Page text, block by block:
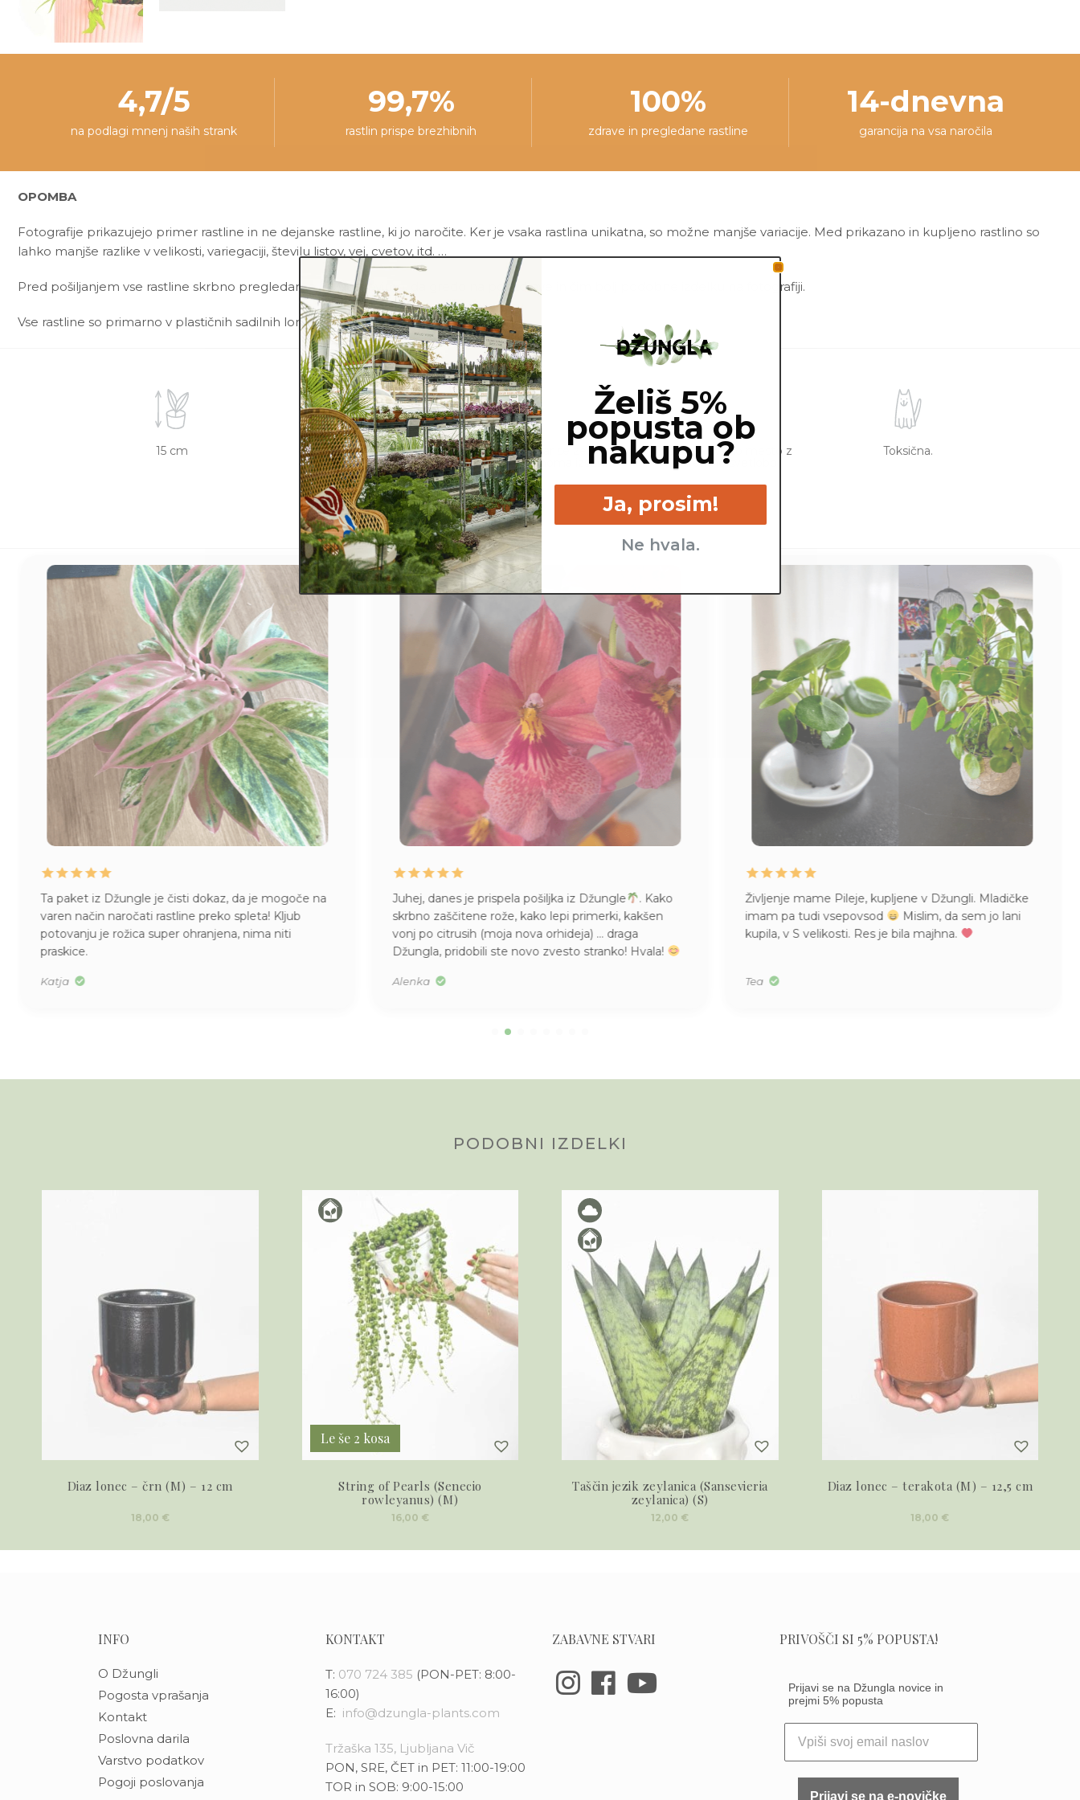
4,7/5
na podlagi mnenj naših strank
99,7%
rastlin prispe brezhibnih
100%
zdrave in pregledane rastline
14-dnevna
garancija na vsa naročila
OPOMBA
Fotografije prikazujejo primer rastline in ne dejanske rastline, ki jo naročite. Ker je vsaka rastlina unikatna, so možne manjše variacije. Med prikazano in kupljeno rastlino so
lahko manjše razlike v velikosti, variegaciji, številu listov, vej, cvetov, itd. …
Pred pošiljanjem vse rastline skrbno pregledamo in zagotovimo, da gredo na pot zdrave in čim bolj podobne izdelku na fotografiji.
Vse rastline so primarno v plastičnih sadilnih lončkih. Okrasni lonec ni vključen v ceno.
15 cm 9 cm
Srednje - kadar se zemlja
skoraj popolnoma izsuši.
Srednje - svetlo mesto z
indirektno svetlobo.
Toksična.
Ta paket iz Džungle je čisti dokaz, da je mogoče na
varen način naročati rastline preko spleta! Kljub
potovanju je rožica super ohranjena, nima niti
praskice.
Katja
Juhej, danes je prispela pošiljka iz Džungle
. Kako
skrbno zaščitene rože, kako lepi primerki, kakšen
vonj po citrusih (moja nova orhideja) … draga
Džungla, pridobili ste novo zvesto stranko! Hvala!
Alenka
Življenje mame Pileje, kupljene v Džungli. Mladičke
imam pa tudi vsepovsod
Mislim, da sem jo lani
kupila, v S velikosti. Res je bila majhna.
Tea
PODOBNI IZDELKI
Diaz lonec – črn (M) – 12 cm
18,00 €
Le še 2 kosa
String of Pearls (Senecio
rowleyanus) (M)
16,00 €
Taščin jezik zeylanica (Sansevieria
zeylanica) (S)
12,00 €
Diaz lonec – terakota (M) – 12,5 cm
18,00 €
INFO
O Džungli
Pogosta vprašanja
Kontakt
Poslovna darila
Varstvo podatkov
Pogoji poslovanja
KONTAKT
T: 070 724 385 (PON-PET: 8:00-
16:00)
E: info@dzungla-plants.com
Tržaška 135, Ljubljana Vič
PON, SRE, ČET in PET: 11:00-19:00
TOR in SOB: 9:00-15:00
ZABAVNE STVARI PRIVOŠČI SI 5% POPUSTA!
Prijavi se na Džungla novice in
prejmi 5% popusta
Prijavi se na e-novičke
Želiš 5%
popusta ob
nakupu?
Ja, prosim!
Ne hvala.